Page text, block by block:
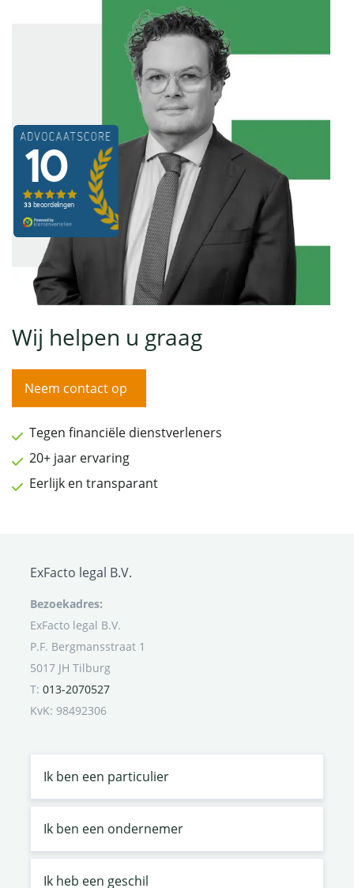
Wij helpen u graag
Neem contact op
Tegen financiële dienstverleners
20+ jaar ervaring
Eerlijk en transparant
ExFacto legal B.V.
Bezoekadres:
ExFacto legal B.V.
P.F. Bergmansstraat 1
5017 JH Tilburg
T: 013-2070527
KvK: 98492306
Ik ben een particulier
Ik ben een ondernemer
Ik heb een geschil